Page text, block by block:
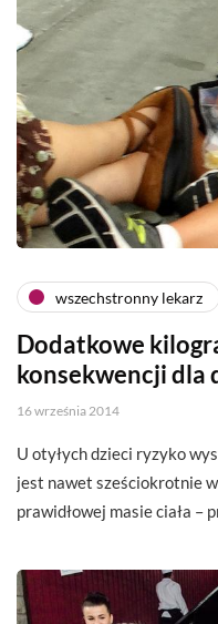
wszechstronny lekarz
Dodatkowe
konsekwencji dla
16 września 2014
U otyłych dzieci ryzyko
jest nawet sześciokrotnie
prawidłowej masie ciała –